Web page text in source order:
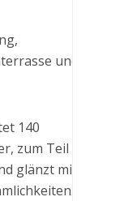
und
140
zum Teil
glänzt mit